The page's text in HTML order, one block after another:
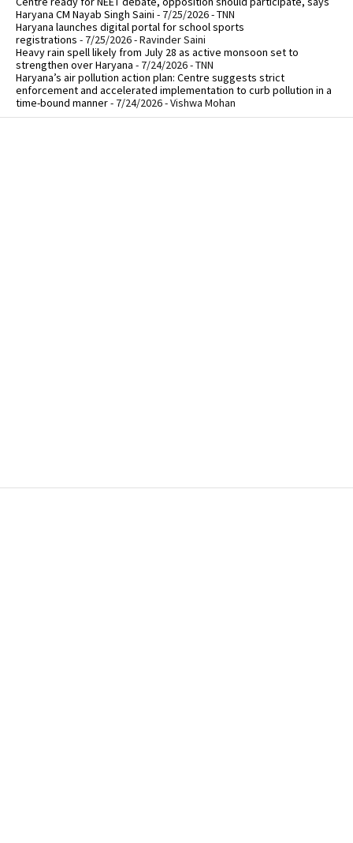
Haryana CM Nayab Singh Saini - 7/25/2026- TNN
Haryana launches digital portal for school sports
registrations - 7/25/2026- Ravinder Saini
Heavy rain spell likely from July 28 as active monsoon set to
strengthen over Haryana - 7/24/2026- TNN
Haryana’s air pollution action plan: Centre suggests strict
enforcement and accelerated implementation to curb pollution in a
time-bound manner- 7/24/2026- Vishwa Mohan